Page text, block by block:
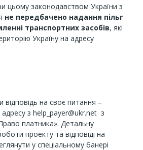
цьому законодавством України з
не передбачено надання пільг
транспортних засобів, які
Україну на адресу
на своє питання –
з help_payer@ukr.net з
платника». Детальну
проекту та відповіді на
у спеціальному банері